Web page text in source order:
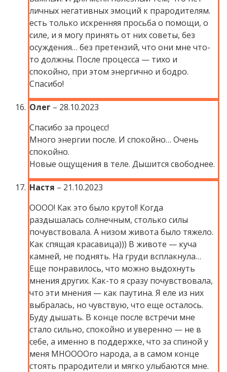
личных негативных эмоций к прародителям.
есть только искренняя просьба о помощи, о
силе, и я могу принять от них советы, без
осуждения… без претензий, что они мне что-
то должны. После процесса — тихо и
спокойно, при этом энергично и бодро.
Спасибо!
Олег – 28.10.2023
Спасибо за процесс!
Много энергии после. И спокойно… Очень
спокойно.
Новые ощущения в теле. Дышится свободнее.
Настя – 21.10.2023
ОООО! Как это было круто!! Когда
раздышалась солнечным, столько силы
почувствовала. А низом живота было тяжело.
Как спящая красавица))) В животе — куча
камней, не поднять. На груди всплакнула…
Еще понравилось, что можно выдохнуть
мнения других. Как-то я сразу почувствовала,
что эти мнения — как паутина. Я еле из них
выбралась, но чувствую, что еще осталось.
Буду дышать. В конце после встречи мне
стало сильно, спокойно и уверенно — не в
себе, а именно в поддержке, что за спиной у
меня МНООООго народа, а в самом конце
стоять прародители и мягко улыбаются мне.